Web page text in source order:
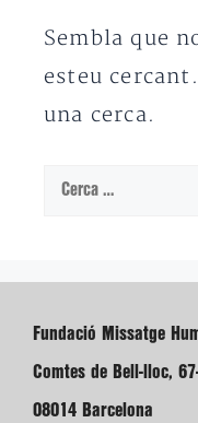
Sembla que
esteu
una cerca.
Cerca:
Fundació Missatge
Comtes de Bell-lloc,
08014 Barcelona